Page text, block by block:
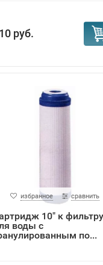
руб.
избранное сравнить
10" к фильтру
воды с
по...